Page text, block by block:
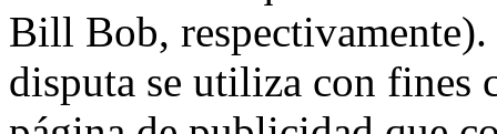
Bill Bob,
disputa se utiliza con fines